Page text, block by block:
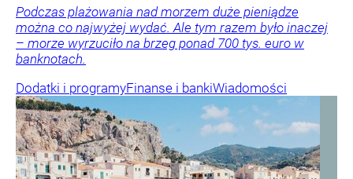
Podczas plażowania nad morzem duże pieniądze
można co najwyżej wydać. Ale tym razem było inaczej
– morze wyrzuciło na brzeg ponad 700 tys. euro w
banknotach.
Dodatki i programyFinanse i bankiWiadomości